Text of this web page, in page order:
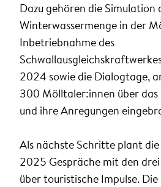
Dazu gehören die Simulation
Winterwassermenge in der
Inbetriebnahme des
2024 sowie die Dialogtage,
300 Mölltaler:innen über
und ihre Anregungen
Als nächste Schritte plant
2025 Gespräche mit den
über touristische Impulse.